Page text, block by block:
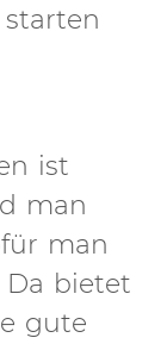
ist
man
man
Da bietet
gute